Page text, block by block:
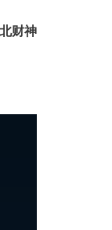
北财神